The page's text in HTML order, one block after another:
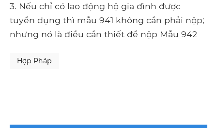
3. Nếu chỉ có lao động hộ gia đình được
tuyển dụng thì mẫu 941 không cần phải nộp;
nhưng nó là điều cần thiết để nộp Mẫu 942
Hợp Pháp